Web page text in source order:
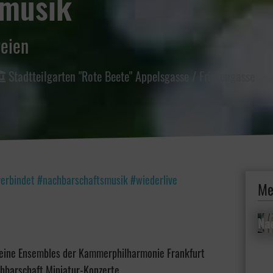
Stadtteilgarten "Rote Beete" Appelsgasse / Friesengasse
#nachbarschaftsmusik #wiederlive
Ensembles der Kammerphilharmonie Frankfurt